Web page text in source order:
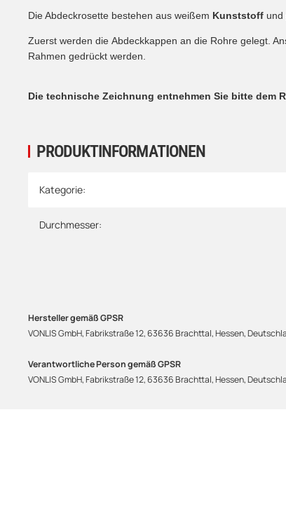
PRODUKTINFORMATIONEN
Produkteigenschaft
Wert
Kategorie:
Durchmesser:
Die Abdeckrosette bestehen aus weißem Kunststoff und
Zuerst werden die Abdeckkappen an die Rohre gelegt.
Rahmen gedrückt werden.
Die technische Zeichnung entnehmen Sie bitte dem
Hersteller gemäß GPSR
VONLIS GmbH, Fabrikstraße 12, 63636 Brachttal, Hessen,
Verantwortliche Person gemäß GPSR
VONLIS GmbH, Fabrikstraße 12, 63636 Brachttal, Hessen,